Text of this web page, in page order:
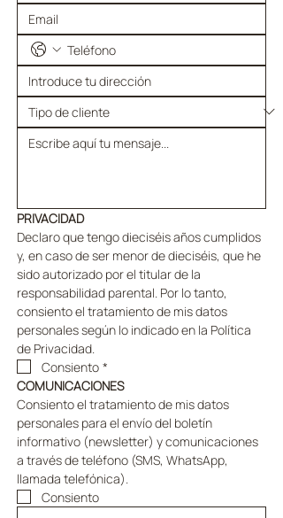
PRIVACIDAD
Declaro que tengo dieciséis años cumplidos
y, en caso de ser menor de dieciséis, que he
sido autorizado por el titular de la
responsabilidad parental. Por lo tanto,
consiento el tratamiento de mis datos
personales según lo indicado en la Política
de Privacidad.
Consiento *
COMUNICACIONES
Consiento el tratamiento de mis datos
personales para el envío del boletín
informativo (newsletter) y comunicaciones
a través de teléfono (SMS, WhatsApp,
llamada telefónica).
Consiento